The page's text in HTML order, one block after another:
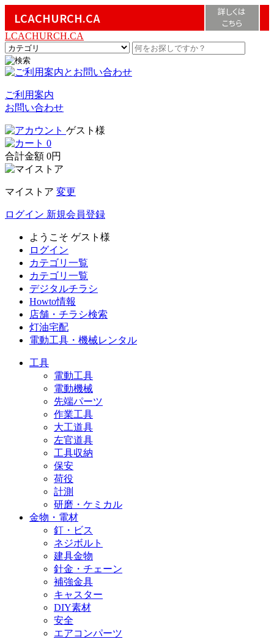
LCACHURCH.CA
詳しくは
こちら
LCACHURCH.CA
ご利用案内
お問い合わせ
ゲスト様
0
合計金額 0円
マイストア 変更
ログイン 新規会員登録
ようこそ ゲスト様
ログイン
カテゴリ一覧
カテゴリ一覧
デジタルチラシ
Howto情報
店舗・チラシ検索
灯油宅配
電動工具・機械レンタル
工具
電動工具
電動機械
先端パーツ
作業工具
大工道具
左官道具
工具収納
保安
荷役
計測
研磨・ケミカル
金物・電材
釘・ビス
ネジボルト
建具金物
針金・チェーン
補強金具
キャスター
DIY素材
安全
エアコンパーツ